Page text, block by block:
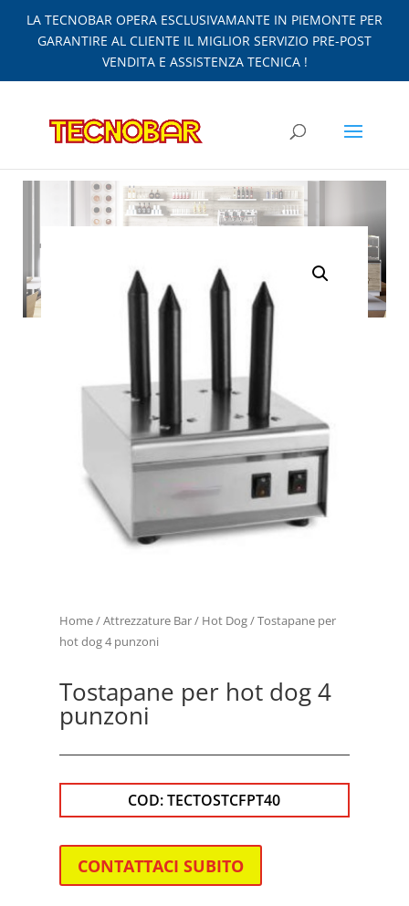
LA TECNOBAR OPERA ESCLUSIVAMANTE IN PIEMONTE PER
GARANTIRE AL CLIENTE IL MIGLIOR SERVIZIO PRE-POST
VENDITA E ASSISTENZA TECNICA !
Home/Attrezzature Bar/ Hot Dog/ Tostapane per
hot dog 4 punzoni
Tostapane per hot dog 4
punzoni
COD:TECTOSTCFPT40
CONTATTACI SUBITO